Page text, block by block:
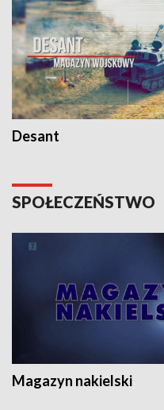
Desant
SPOŁECZEŃSTWO
Magazyn nakielski